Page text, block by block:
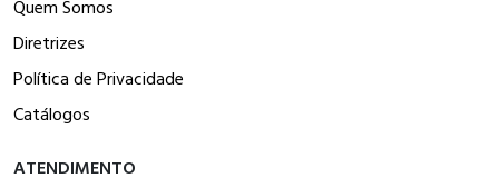
Quem Somos
Diretrizes
Política de Privacidade
Catálogos
ATENDIMENTO